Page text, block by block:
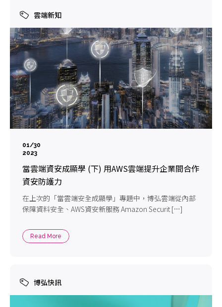
雲端新知
01/30
2023
當雲端資安成顯學 (下) 用AWS雲端提升企業間合作
資安防護力
在上次的「當雲端安全成顯學」專題中，博弘雲端從內部
保障資料安全、AWS資安新服務 Amazon Securit […]
Read More
博弘快訊